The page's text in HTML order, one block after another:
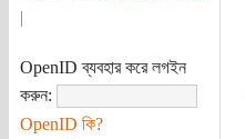
|
OpenID ব্যবহার করে লগইন
করুন:
OpenID কি?